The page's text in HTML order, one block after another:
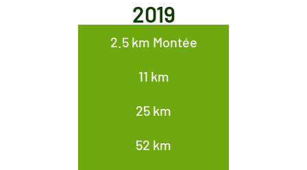
2019
2.5 km Montée
11 km
25 km
52 km